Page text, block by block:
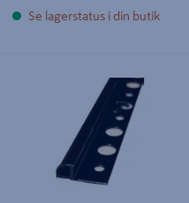
Se lagerstatus i din butik
SVART, H=10MM 2500MM